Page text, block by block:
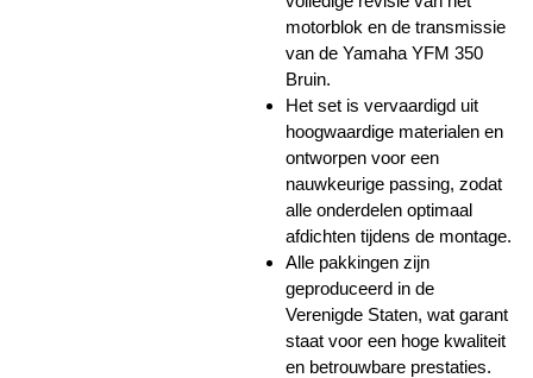
motorblok en de transmissie
van de Yamaha YFM 350
Bruin.
Het set is vervaardigd uit
hoogwaardige materialen en
ontworpen voor een
nauwkeurige passing, zodat
alle onderdelen optimaal
afdichten tijdens de montage.
Alle pakkingen zijn
geproduceerd in de
Verenigde Staten, wat garant
staat voor een hoge kwaliteit
en betrouwbare prestaties.